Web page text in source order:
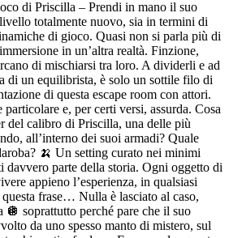
di Priscilla – Prendi in mano il suo
totalmente nuovo, sia in termini di
di gioco. Quasi non si parla più di
in un’altra realtà. Finzione,
di mischiarsi tra loro. A dividerli e ad
di un equilibrista, è solo un sottile filo di
di questa escape room con attori.
particolare e, per certi versi, assurda. Cosa
del calibro di Priscilla, una delle più
all’interno dei suoi armadi? Quale
🍌 Un setting curato nei minimi
davvero parte della storia. Ogni oggetto di
appieno l’esperienza, in qualsiasi
frase… Nulla è lasciato al caso,
🪩 soprattutto perché pare che il suo
da uno spesso manto di mistero, sul